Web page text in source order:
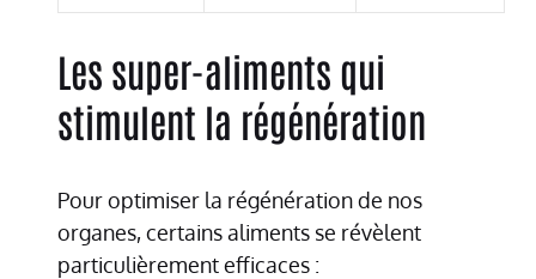
Les super-aliments qui
stimulent la régénération
Pour optimiser la régénération de nos
organes, certains aliments se révèlent
particulièrement efficaces :